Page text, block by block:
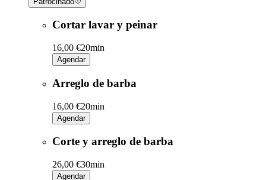
Cortar lavar y peinar
16,00 €20min
Agendar
Arreglo de barba
16,00 €20min
Agendar
Corte y arreglo de barba
26,00 €30min
Agendar